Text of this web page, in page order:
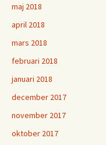
maj 2018
april 2018
mars 2018
februari 2018
januari 2018
december 2017
november 2017
oktober 2017